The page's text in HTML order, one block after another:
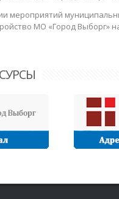
мероприятий
МО «Город Выборг»